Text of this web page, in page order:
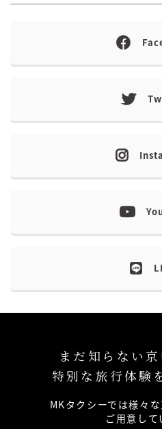
まだ知らない京
特別な旅行体験
MKタクシーでは様々
ご用意して